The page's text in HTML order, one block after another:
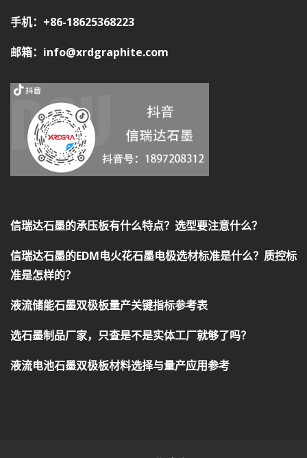
手机：+86-18625368223
邮箱：info@xrdgraphite.com
信瑞达石墨的承压板有什么特点？选型要注意什么？
信瑞达石墨的EDM电火花石墨电极选材标准是什么？质控标
准是怎样的？
液流储能石墨双极板量产关键指标参考表
选石墨制品厂家，只查是不是实体工厂就够了吗？
液流电池石墨双极板材料选择与量产应用参考